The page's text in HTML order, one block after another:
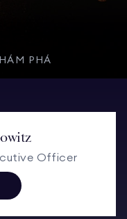
PHÁ
Officer